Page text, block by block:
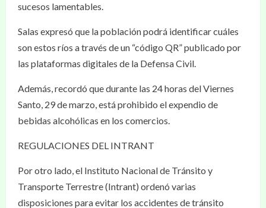
sucesos lamentables.
Salas expresó que la población podrá identificar cuáles
son estos ríos a través de un “código QR” publicado por
las plataformas digitales de la Defensa Civil.
Además, recordó que durante las 24 horas del Viernes
Santo, 29 de marzo, está prohibido el expendio de
bebidas alcohólicas en los comercios.
REGULACIONES DEL INTRANT
Por otro lado, el Instituto Nacional de Tránsito y
Transporte Terrestre (Intrant) ordenó varias
disposiciones para evitar los accidentes de tránsito